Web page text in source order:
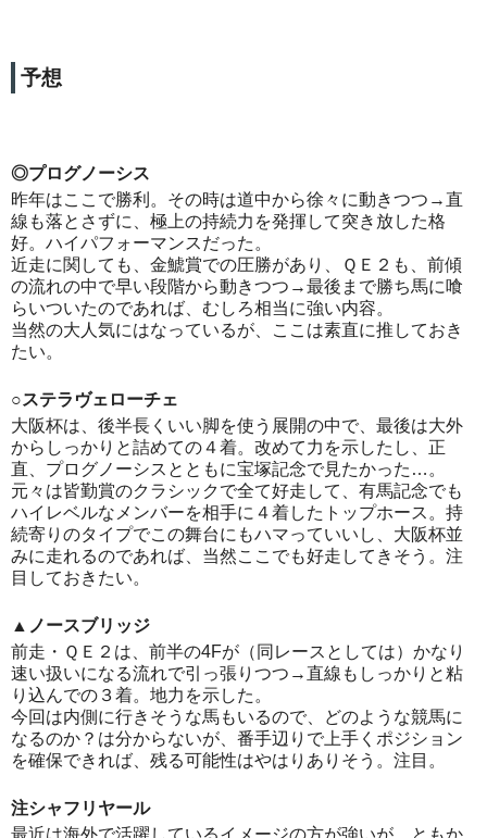
予想
◎プログノーシス
昨年はここで勝利。その時は道中から徐々に動きつつ→直
線も落とさずに、極上の持続力を発揮して突き放した格
好。ハイパフォーマンスだった。
近走に関しても、金鯱賞での圧勝があり、ＱＥ２も、前傾
の流れの中で早い段階から動きつつ→最後まで勝ち馬に喰
らいついたのであれば、むしろ相当に強い内容。
当然の大人気にはなっているが、ここは素直に推しておき
たい。
○ステラヴェローチェ
大阪杯は、後半長くいい脚を使う展開の中で、最後は大外
からしっかりと詰めての４着。改めて力を示したし、正
直、プログノーシスとともに宝塚記念で見たかった…。
元々は皆勤賞のクラシックで全て好走して、有馬記念でも
ハイレベルなメンバーを相手に４着したトップホース。持
続寄りのタイプでこの舞台にもハマっていいし、大阪杯並
みに走れるのであれば、当然ここでも好走してきそう。注
目しておきたい。
▲ノースブリッジ
前走・ＱＥ２は、前半の4Fが（同レースとしては）かなり
速い扱いになる流れで引っ張りつつ→直線もしっかりと粘
り込んでの３着。地力を示した。
今回は内側に行きそうな馬もいるので、どのような競馬に
なるのか？は分からないが、番手辺りで上手くポジション
を確保できれば、残る可能性はやはりありそう。注目。
注シャフリヤール